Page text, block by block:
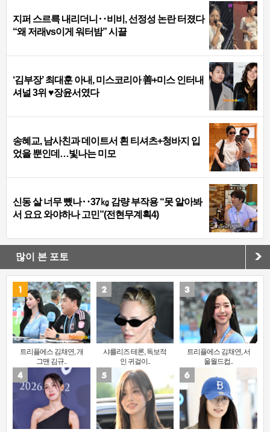
지퍼 스르륵 내리더니‥비비, 선정성 논란 터졌다
“왜 저래vs이게 워터밤” 시끌
‘김부장’ 최대훈 아내, 미스코리아 善+미스 인터내
셔널 3위 ♥장윤서였다
송혜교, 남사친과 데이트서 흰 티셔츠+청바지 입
었을 뿐인데…빛나는 미모
신동 살 너무 뺐나‥37㎏ 감량 부작용 “못 알아봐
서 요요 와야하나 고민”(전현무계획4)
많이 본 포토
트리플에스 김채연, 개
그맨 김규..
샤를리즈 테론, 독보적
인 귀걸이..
트리플에스 김채연, 서
울월드컵..